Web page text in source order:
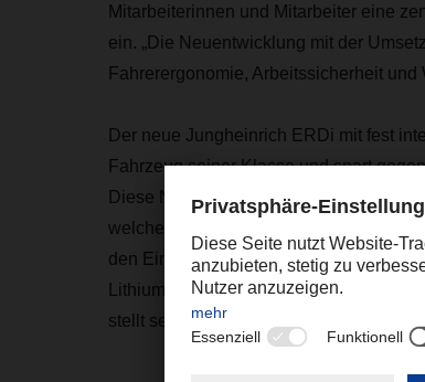
Mitarbeiterinnen und Mitarbeiter eine
ein. „Die Neuentwicklung mit der
Fahrerergonomie, Arbeitssicherheit und
Der neue Jungheinrich ERDi mit fest
Fahrzeug seiner Klasse und spart
Diese Neuentwicklung ist damit auch
welcher bisher im Mehrschichtbetrieb
den Einsatz von Geräten mit den
Lithium-Ionen-Akkus ist eine
stellt seine Niederlassungen in Europa